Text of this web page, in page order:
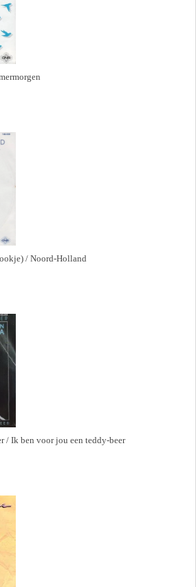
/ Noord-Holland
/ Ik ben voor jou een teddy-beer